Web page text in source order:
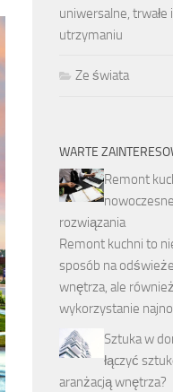
uniwersalne, trwałe
utrzymaniu
Ze świata
WARTE
Remont
nowoczesne
rozwiązania
Remont kuchni to
sposób na
wnętrza, ale
wykorzystanie
Sztuka w
łączyć
aranżacją wnętrza?